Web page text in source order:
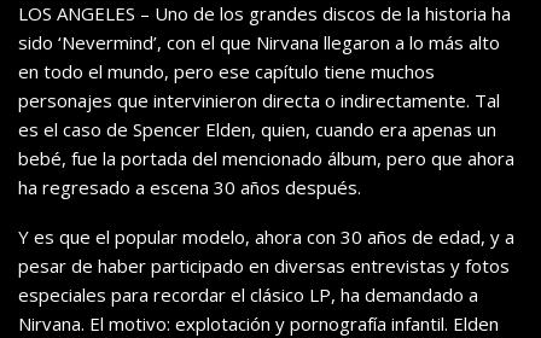
LOS ANGELES – Uno de los grandes discos de la historia ha
sido ‘Nevermind’, con el que Nirvana llegaron a lo más alto
en todo el mundo, pero ese capítulo tiene muchos
personajes que intervinieron directa o indirectamente. Tal
es el caso de Spencer Elden, quien, cuando era apenas un
bebé, fue la portada del mencionado álbum, pero que ahora
ha regresado a escena 30 años después.
Y es que el popular modelo, ahora con 30 años de edad, y a
pesar de haber participado en diversas entrevistas y fotos
especiales para recordar el clásico LP, ha demandado a
Nirvana. El motivo: explotación y pornografía infantil. Elden